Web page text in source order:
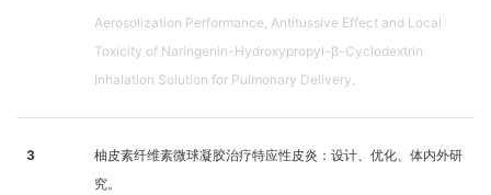
Aerosolization Performance, Antitussive Effect and Local
Toxicity of Naringenin-Hydroxypropyl-β-Cyclodextrin
Inhalation Solution for Pulmonary Delivery.
3
柚皮素纤维素微球凝胶治疗特应性皮炎：设计、优化、体内外研
究。